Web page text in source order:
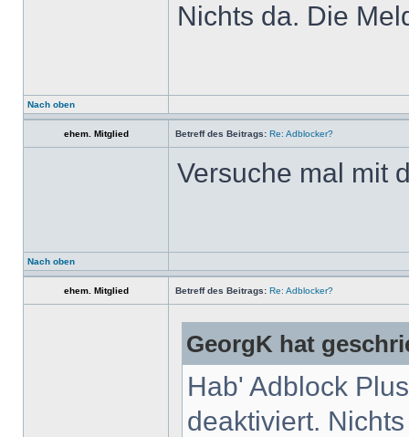
Nichts da. Die
Nach oben
ehem. Mitglied Betreff des Beitrags: Re: Adblocker?
Versuche mal mit
Nach oben
ehem. Mitglied Betreff des Beitrags: Re: Adblocker?
GeorgK hat
Hab' Adblock
deaktiviert.